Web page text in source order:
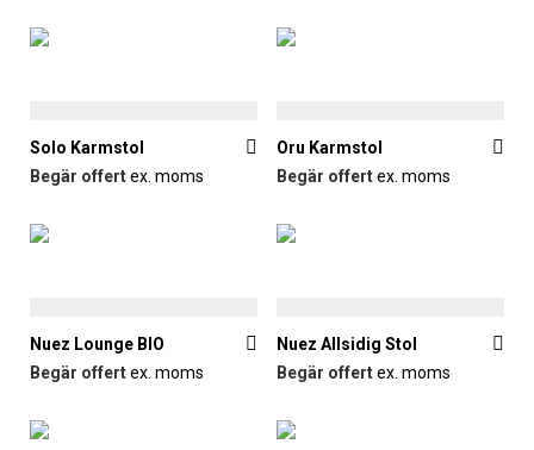
Solo Karmstol
Begär offertex. moms
Oru Karmstol
Begär offertex. moms
Nuez Lounge BIO
Begär offertex. moms
Nuez Allsidig Stol
Begär offertex. moms